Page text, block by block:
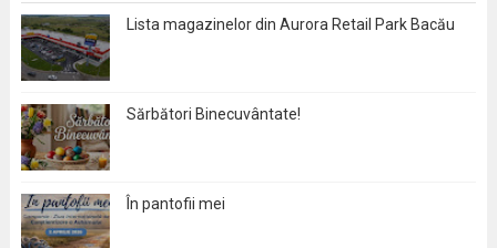
Lista magazinelor din Aurora Retail Park Bacău
Sărbători Binecuvântate!
În pantofii mei